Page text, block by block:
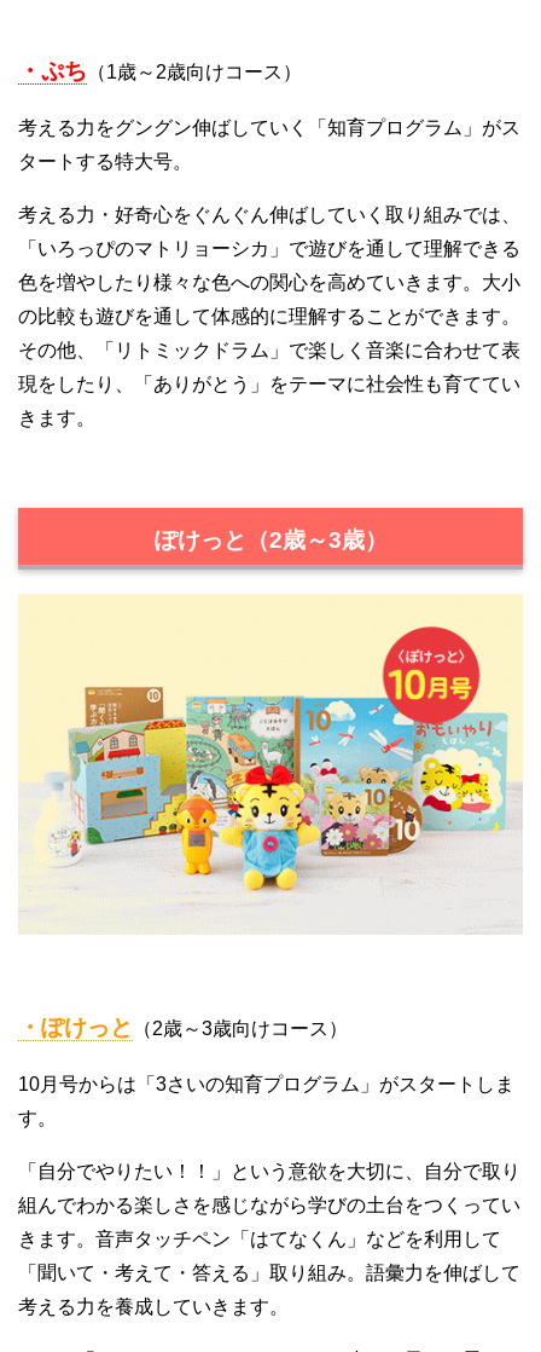
・ぷち （1歳～2歳向けコース）
考える力をグングン伸ばしていく「知育プログラム」がス
タートする特大号。
考える力・好奇心をぐんぐん伸ばしていく取り組みでは、
「いろっぴのマトリョーシカ」で遊びを通して理解できる
色を増やしたり様々な色への関心を高めていきます。大小
の比較も遊びを通して体感的に理解することができます。
その他、「リトミックドラム」で楽しく音楽に合わせて表
現をしたり、「ありがとう」をテーマに社会性も育ててい
きます。
ぽけっと（2歳～3歳）
・ぽけっと （2歳～3歳向けコース）
10月号からは「3さいの知育プログラム」がスタートしま
す。
「自分でやりたい！！」という意欲を大切に、自分で取り
組んでわかる楽しさを感じながら学びの土台をつくってい
きます。音声タッチペン「はてなくん」などを利用して
「聞いて・考えて・答える」取り組み。語彙力を伸ばして
考える力を養成していきます。